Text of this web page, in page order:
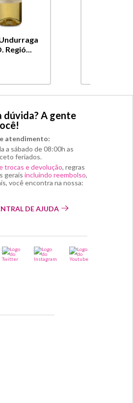
Regió...
dúvida? A gente
atendimento:
a sábado de 08:00h as
feriados.
trocas e devolução, regras
gerais incluindo reembolso,
você encontra na nossa:
DE AJUDA